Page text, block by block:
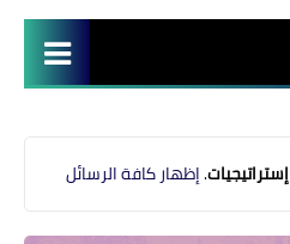
قضايا تربوية
إستراتيجيات.إظهار كافة الرسائل